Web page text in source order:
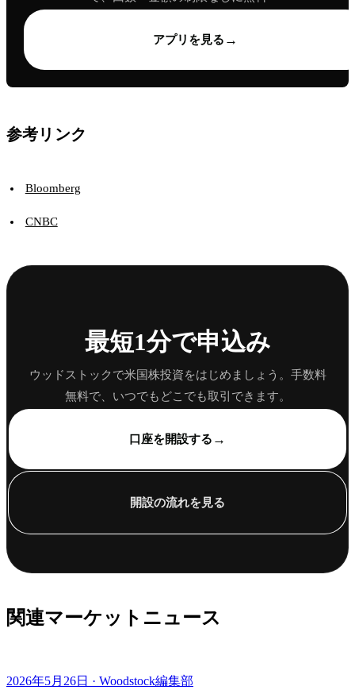
アプリを見る →
参考リンク
Bloomberg
CNBC
最短1分で申込み
ウッドストックで米国株投資をはじめましょう。手数料
無料で、いつでもどこでも取引できます。
口座を開設する →
開設の流れを見る
関連マーケットニュース
2026年5月26日 · Woodstock編集部